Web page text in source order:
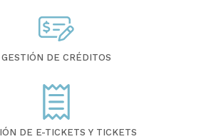
GESTIÓN DE CRÉDITOS
DE E-TICKETS Y TICKETS